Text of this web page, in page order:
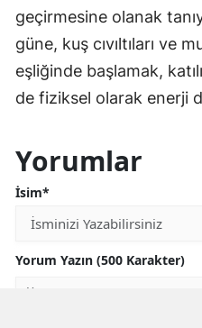
geçirmesine olanak
güne, kuş cıvıltıları ve
eşliğinde başlamak,
de fiziksel olarak enerji
Yorumlar
İsim*
Yorum Yazın (500 Karakter)